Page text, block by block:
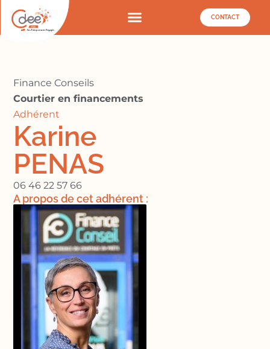
CONTACT
Finance Conseils
Courtier en financements
Adhérent
Karine
PENAS
06 46 22 57 66
A propos de cet adhérent :